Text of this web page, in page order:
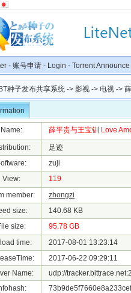
- 账号申请 - Login - Torrent Announce
种子发布共享系统 -> 影视 -> 电视 ->
Name: 薛平贵与王宝钏 Love
足迹
zuji
View:
119
member:
zhongzi
size:
140.68 KB
size:
95.78 GB
time:
2017-08-01 13:23:14
2017-06-22 09:29:11
Name:
udp://